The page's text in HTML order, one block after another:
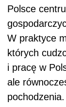
Polsce
W praktyce
których
i pracę w
ale
pochodzenia.